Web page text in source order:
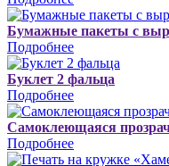
Бумажные пакеты с
Подробнее
Буклет 2 фальца
Подробнее
Самоклеющаяся
Подробнее